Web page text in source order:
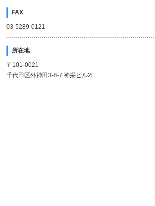
FAX
03-5289-0121
所在地
〒101-0021
千代田区外神田3-8-7 神栄ビル2F